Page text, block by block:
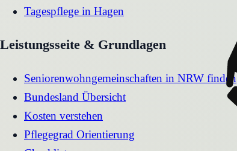
Tagespflege in Hagen
Leistungsseite & Grundlagen
Seniorenwohngemeinschaften in NRW finden
Bundesland Übersicht
Kosten verstehen
Pflegegrad Orientierung